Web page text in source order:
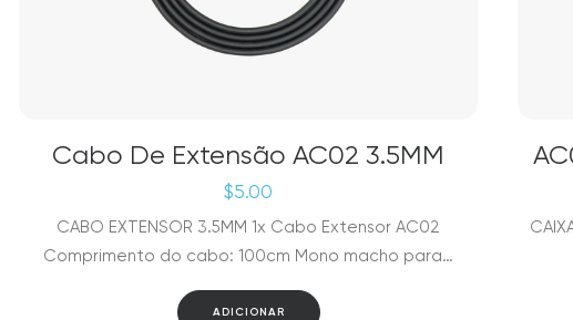
Cabo De Extensão AC02 3.5MM
$5.00
CABO EXTENSOR 3.5MM 1x Cabo Extensor AC02
Comprimento do cabo: 100cm Mono macho para…
ADICIONAR